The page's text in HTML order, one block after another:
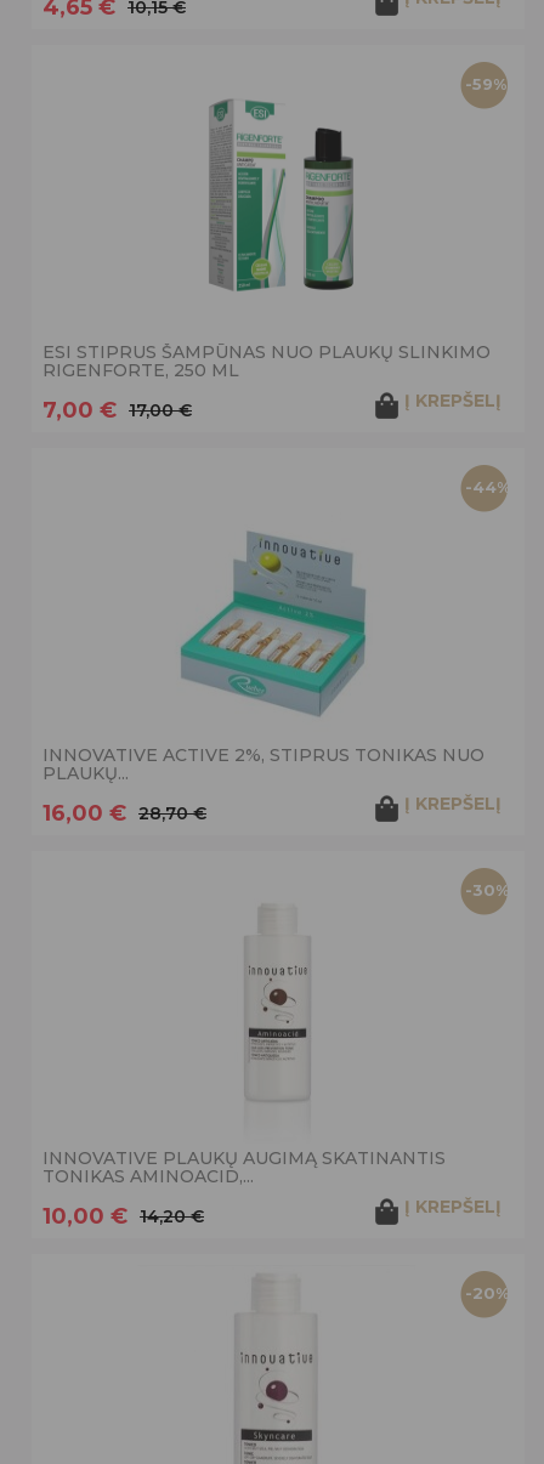
4,65 € 10,15 €
-59%
ESI STIPRUS ŠAMPŪNAS NUO PLAUKŲ SLINKIMO
RIGENFORTE, 250 ML
7,00 € 17,00 € Į KREPŠELĮ
-44%
INNOVATIVE ACTIVE 2%, STIPRUS TONIKAS NUO
PLAUKŲ...
16,00 € 28,70 € Į KREPŠELĮ
-30%
INNOVATIVE PLAUKŲ AUGIMĄ SKATINANTIS
TONIKAS AMINOACID,...
10,00 € 14,20 € Į KREPŠELĮ
-20%